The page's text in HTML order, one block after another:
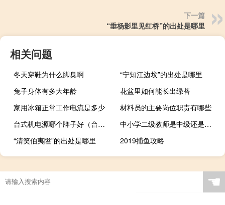
下一篇
“垂杨影里见红桥”的出处是哪里
相关问题
冬天穿鞋为什么脚臭啊
“宁知江边坟”的出处是哪里
兔子身体有多大年龄
花盆里如何能长出绿苔
家用冰箱正常工作电流是多少
材料员的主要岗位职责有哪些
台式机电源哪个牌子好（台式机电源推荐）
中小学二级教师是中级还是初级
“清笑伯夷隘”的出处是哪里
2019捕鱼攻略
☚